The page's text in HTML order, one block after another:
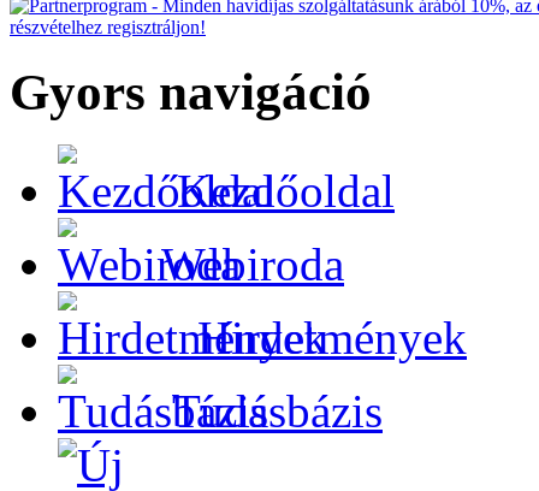
Gyors navigáció
Kezdőoldal
Webiroda
Hirdetmények
Tudásbázis